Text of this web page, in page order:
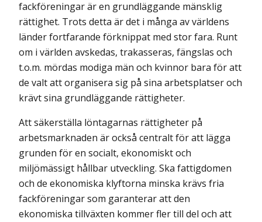
fackföreningar är en grundläggande mänsklig
rättighet. Trots detta är det i många av världens
länder fortfarande förknippat med stor fara. Runt
om i världen avskedas, trakasseras, fängslas och
t.o.m. mördas modiga män och kvinnor bara för att
de valt att organisera sig på sina arbetsplatser och
krävt sina grundläggande rättigheter.
Att säkerställa löntagarnas rättigheter på
arbetsmarknaden är också centralt för att lägga
grunden för en socialt, ekonomiskt och
miljömässigt hållbar utveckling. Ska fattigdomen
och de ekonomiska klyftorna minska krävs fria
fackföreningar som garanterar att den
ekonomiska tillväxten kommer fler till del och att